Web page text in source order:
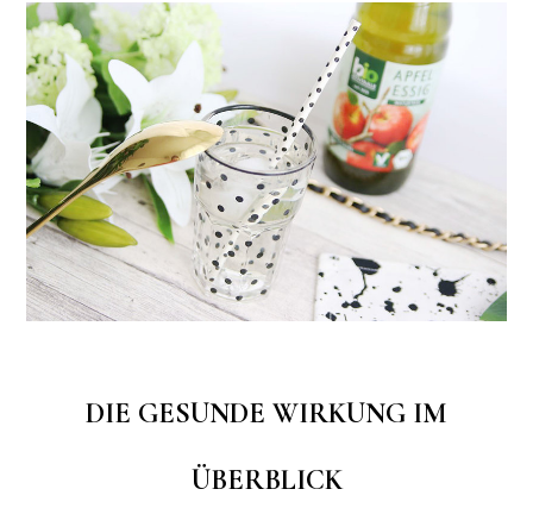
DIE GESUNDE WIRKUNG IM
ÜBERBLICK